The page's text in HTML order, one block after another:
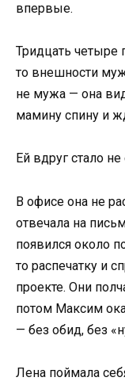
впервые.
Тридцать четыре
то внешности
не мужа — она
мамину спину и
Ей вдруг стало
В офисе она не
отвечала на
появился около
то распечатку и
проекте. Они
потом Максим
— без обид, без
Лена поймала